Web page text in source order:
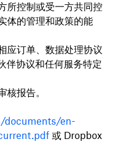
所控制或受一方共同控
体的管理和政策的能
应订单、数据处理协议
伴协议和任何服务特定
核报告。
documents/en-
或 Dropbox